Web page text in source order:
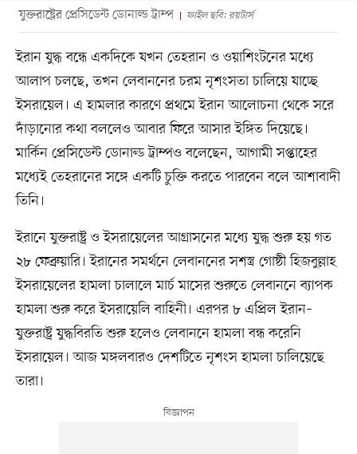
যুক্তরাষ্ট্রের প্রেসিডেন্ট ডোনাল্ড ট্রাম্প ফাইল ছবি: রয়টার্স
ইরান যুদ্ধ বন্ধে একদিকে যখন তেহরান ও ওয়াশিংটনের মধ্যে
আলাপ চলছে, তখন লেবাননের চরম নৃশংসতা চালিয়ে যাচ্ছে
ইসরায়েল। এ হামলার কারণে প্রথমে ইরান আলোচনা থেকে সরে
দাঁড়ানোর কথা বললেও আবার ফিরে আসার ইঙ্গিত দিয়েছে।
মার্কিন প্রেসিডেন্ট ডোনাল্ড ট্রাম্পও বলেছেন, আগামী সপ্তাহের
মধ্যেই তেহরানের সঙ্গে একটি চুক্তি করতে পারবেন বলে আশাবাদী
তিনি।
ইরানে যুক্তরাষ্ট্র ও ইসরায়েলের আগ্রাসনের মধ্যে যুদ্ধ শুরু হয় গত
২৮ ফেব্রুয়ারি। ইরানের সমর্থনে লেবাননের সশস্ত্র গোষ্ঠী হিজবুল্লাহ
ইসরায়েলের হামলা চালালে মার্চ মাসের শুরুতে লেবাননে ব্যাপক
হামলা শুরু করে ইসরায়েলি বাহিনী। এরপর ৮ এপ্রিল ইরান–
যুক্তরাষ্ট্র যুদ্ধবিরতি শুরু হলেও লেবাননে হামলা বন্ধ করেনি
ইসরায়েল। আজ মঙ্গলবারও দেশটিতে নৃশংস হামলা চালিয়েছে
তারা।